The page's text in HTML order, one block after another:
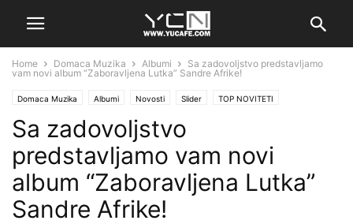
Home Domaca Muzika Albumi
Sa zadovoljstvo predstavljamo
vam novi album “Zaboravljena Lutka” Sandre Afrike!
Domaca Muzika Albumi Novosti Slider TOP NOVITETI
Sa zadovoljstvo
predstavljamo vam novi
album “Zaboravljena Lutka”
Sandre Afrike!